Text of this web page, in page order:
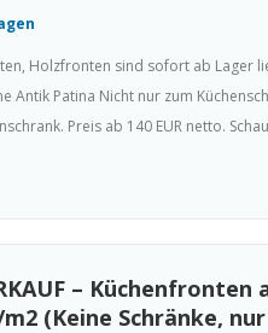
Holzfronten sind sofort ab Lager
Antik Patina Nicht nur zum
Preis ab 140 EUR netto.
–
m2 (Keine Schränke,